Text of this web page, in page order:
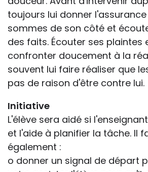
toujours lui donner
sommes de son côté et
des faits. Écouter ses plaintes
confronter doucement à la
souvent lui faire réaliser que
pas de raison d'être contre lui.
Initiative
L'élève sera aidé si
et l'aide à planifier la tâche. Il
également :
o donner un signal de départ